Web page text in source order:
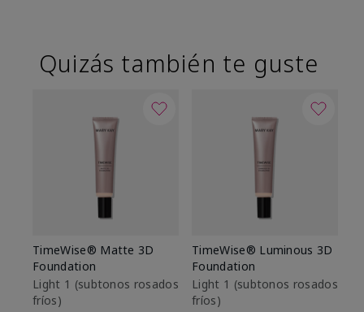
Quizás también te guste
TimeWise® Matte 3D
Foundation
Light 1​ (subtonos rosados
fríos)
TimeWise® Luminous 3D
Foundation
Light 1​ (subtonos rosados
fríos)